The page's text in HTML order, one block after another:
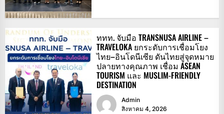
ททท. จับมือ TRANSNUSA AIRLINE –
TRAVELOKA ยกระดับการเชื่อมโยง
ไทย–อินโดนีเซีย ดันไทยสู่จุดหมาย
ปลายทางคุณภาพ เชื่อม ASEAN
TOURISM และ MUSLIM-FRIENDLY
DESTINATION
Admin
สิงหาคม 4, 2026